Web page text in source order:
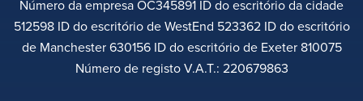
Número da empresa OC345891 ID do escritório da cidade
512598 ID do escritório de WestEnd 523362 ID do escritório
de Manchester 630156 ID do escritório de Exeter 810075
Número de registo V.A.T.: 220679863